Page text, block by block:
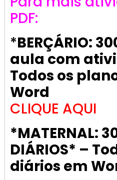
PDF:
*BERÇÁRIO:
aula com
Todos os
Word
CLIQUE AQUI
*MATERNAL:
DIÁRIOS* –
diários em